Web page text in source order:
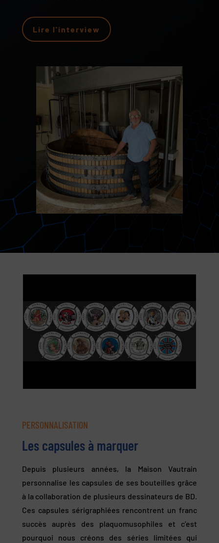
Lire l'interview
PERSONNALISATION
Les capsules à marquer
Depuis plusieurs années, la Maison Vautrain
personnalise les capsules de ses bouteilles grâce
à la collaboration de plusieurs dessinateurs de BD.
Ces capsules sérigraphiées rencontrent un franc
succès auprès des plaquomusophiles et c’est
pourquoi nous créons des séries limitées qui